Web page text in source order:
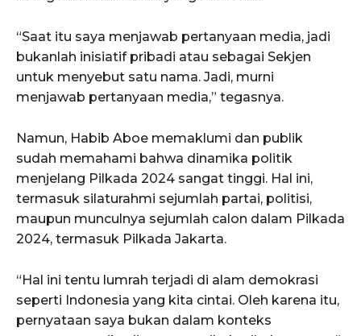
“Saat itu saya menjawab pertanyaan media, jadi
bukanlah inisiatif pribadi atau sebagai Sekjen
untuk menyebut satu nama. Jadi, murni
menjawab pertanyaan media,” tegasnya.
Namun, Habib Aboe memaklumi dan publik
sudah memahami bahwa dinamika politik
menjelang Pilkada 2024 sangat tinggi. Hal ini,
termasuk silaturahmi sejumlah partai, politisi,
maupun munculnya sejumlah calon dalam Pilkada
2024, termasuk Pilkada Jakarta.
“Hal ini tentu lumrah terjadi di alam demokrasi
seperti Indonesia yang kita cintai. Oleh karena itu,
pernyataan saya bukan dalam konteks